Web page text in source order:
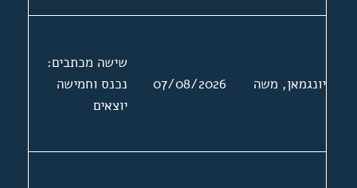
יונגמאן, משה 07/08/2026
שישה מכתבים:
נכנס וחמישה
יוצאים